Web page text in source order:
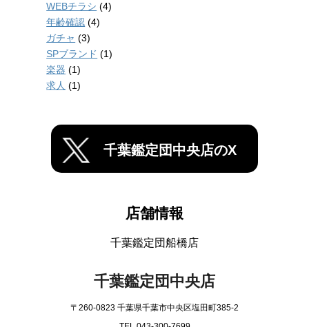
WEBチラシ (4)
年齢確認 (4)
ガチャ (3)
SPブランド (1)
楽器 (1)
求人 (1)
千葉鑑定団中央店のX
店舗情報
千葉鑑定団船橋店
千葉鑑定団中央店
〒260-0823 千葉県千葉市中央区塩田町385-2